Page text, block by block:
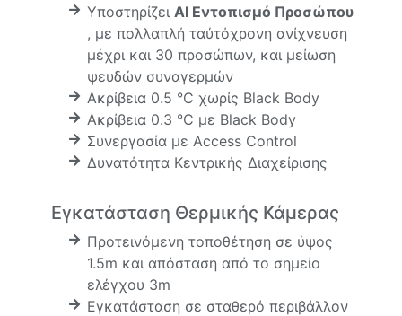
Υποστηρίζει AI Εντοπισμό Προσώπου
, με πολλαπλή ταύτόχρονη ανίχνευση
μέχρι και 30 προσώπων, και μείωση
ψευδών συναγερμών
Ακρίβεια 0.5 °C χωρίς Black Body
Ακρίβεια 0.3 °C με Black Body
Συνεργασία με Access Control
Δυνατότητα Κεντρικής Διαχείρισης
Εγκατάσταση Θερμικής Κάμερας
Προτεινόμενη τοποθέτηση σε ύψος
1.5m και απόσταση από το σημείο
ελέγχου 3m
Εγκατάσταση σε σταθερό περιβάλλον